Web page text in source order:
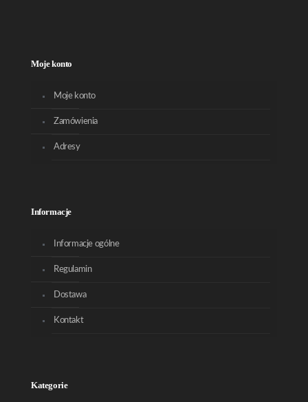
Moje konto
Moje konto
Zamówienia
Adresy
Informacje
Informacje ogólne
Regulamin
Dostawa
Kontakt
Kategorie